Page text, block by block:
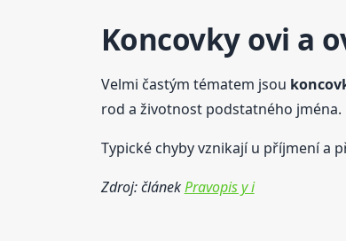
Koncovkyovi a
Velmi častým tématem jsou
rod a životnost podstatného jména.
Typické chyby vznikají u příjmení a
Zdroj: článekPravopis y i